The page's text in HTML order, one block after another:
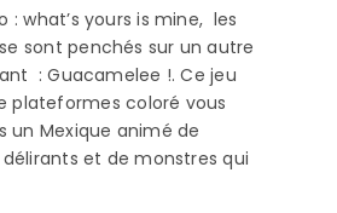
: what’s yours is mine, les
sont penchés sur un autre
: Guacamelee !. Ce jeu
plateformes coloré vous
un Mexique animé de
et de monstres qui